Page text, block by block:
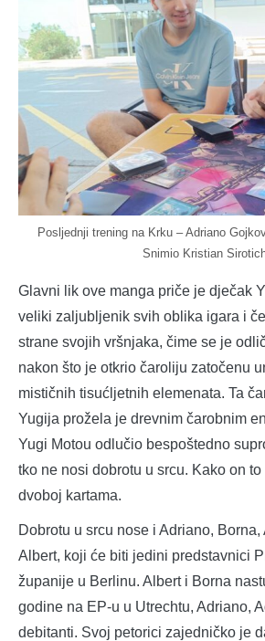
Posljednji trening na Krku – Adriano
Snimio Kristian
Glavni lik ove manga priče je dječak
veliki zaljubljenik svih oblika igara i
strane svojih vršnjaka, čime se je
nakon što je otkrio čaroliju zatočenu
mističnih tisućljetnih elemenata. Ta
Yugija prožela je drevnim čarobnim
Yugi Motou odlučio bespoštedno
tko ne nosi dobrotu u srcu. Kako on
dvoboj kartama.
Dobrotu u srcu nose i Adriano,
Albert, koji će biti jedini predstavnici
županije u Berlinu. Albert i Borna
godine na EP-u u Utrechtu, Adriano,
debitanti. Svoj petorici zajedničko je